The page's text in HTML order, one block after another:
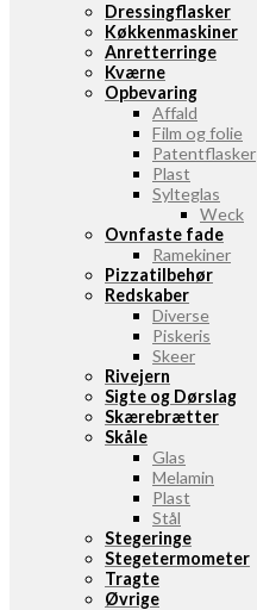
Dressingflasker
Køkkenmaskiner
Anretterringe
Kværne
Opbevaring
Affald
Film og folie
Patentflasker
Plast
Sylteglas
Weck
Ovnfaste fade
Ramekiner
Pizzatilbehør
Redskaber
Diverse
Piskeris
Skeer
Rivejern
Sigte og Dørslag
Skærebrætter
Skåle
Glas
Melamin
Plast
Stål
Stegeringe
Stegetermometer
Tragte
Øvrige